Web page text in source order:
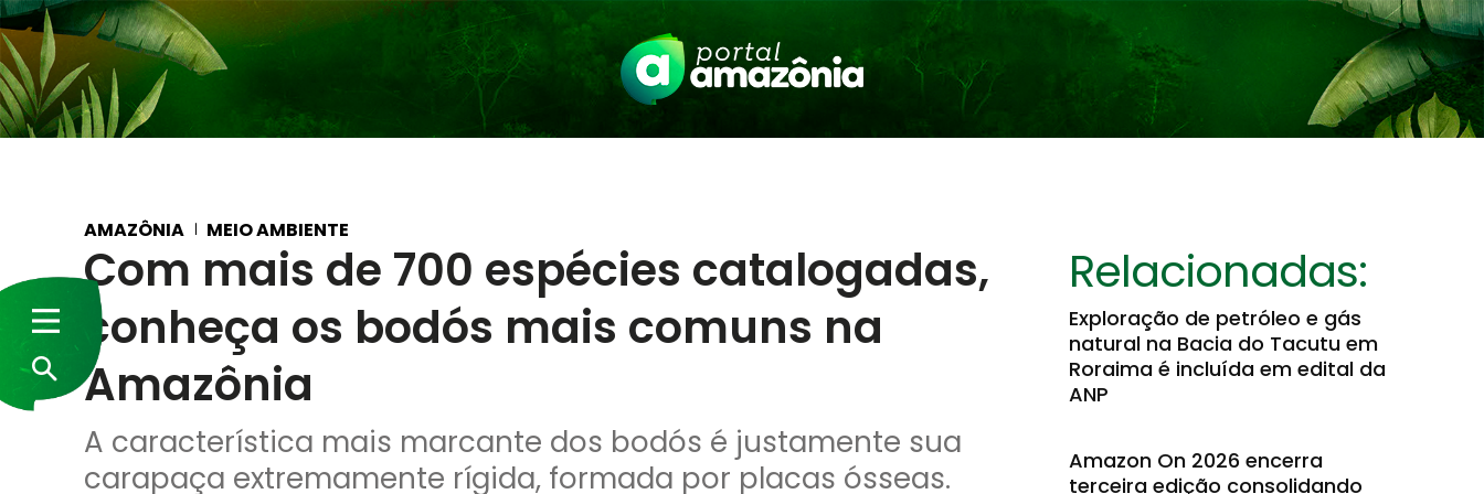
AMAZÔNIA MEIO AMBIENTE
Com mais de 700 espécies catalogadas,
conheça os bodós mais comuns na
Amazônia
A característica mais marcante dos bodós é justamente sua
carapaça extremamente rígida, formada por placas ósseas.
Relacionadas:
Exploração de petróleo e gás
natural na Bacia do Tacutu em
Roraima é incluída em edital da
ANP
Amazon On 2026 encerra
terceira edição consolidando